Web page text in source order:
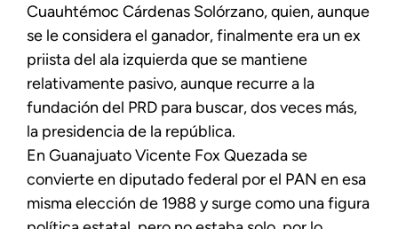
Cuauhtémoc Cárdenas Solórzano, quien, aunque
se le considera el ganador, finalmente era un ex
priista del ala izquierda que se mantiene
relativamente pasivo, aunque recurre a la
fundación del PRD para buscar, dos veces más,
la presidencia de la república.
En Guanajuato Vicente Fox Quezada se
convierte en diputado federal por el PAN en esa
misma elección de 1988 y surge como una figura